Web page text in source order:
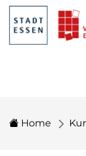
Home